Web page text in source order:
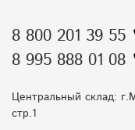
8 800 201 39 55
8 995 888 01 08
Центральный склад:
стр.1